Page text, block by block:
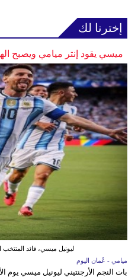
إخترنا لك
ميسي يقود إنتر ميامي ويصبح
ليونيل ميسي، قائد المنتخب
ميامي - عُمان اليوم
بات النجم الأرجنتيني ليونيل ميسي